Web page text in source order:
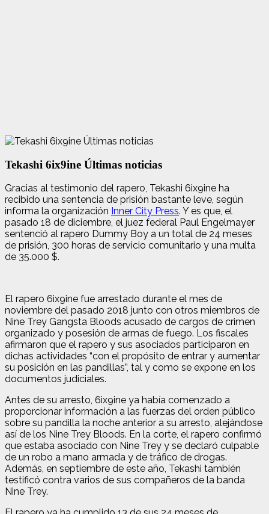
Tekashi 6ix9ine Últimas noticias
Gracias al testimonio del rapero, Tekashi 6ix9ine ha
recibido una sentencia de prisión bastante leve, según
informa la organización Inner City Press. Y es que, el
pasado 18 de diciembre, el juez federal Paul Engelmayer
sentenció al rapero Dummy Boy a un total de 24 meses
de prisión, 300 horas de servicio comunitario y una multa
de 35.000 $.
El rapero 6ix9ine fue arrestado durante el mes de
noviembre del pasado 2018 junto con otros miembros de
Nine Trey Gangsta Bloods acusado de cargos de crimen
organizado y posesión de armas de fuego. Los fiscales
afirmaron que el rapero y sus asociados participaron en
dichas actividades “con el propósito de entrar y aumentar
su posición en las pandillas”, tal y como se expone en los
documentos judiciales.
Antes de su arresto, 6ix9ine ya había comenzado a
proporcionar información a las fuerzas del orden público
sobre su pandilla la noche anterior a su arresto, alejándose
así de los Nine Trey Bloods. En la corte, el rapero confirmó
que estaba asociado con Nine Trey y se declaró culpable
de un robo a mano armada y de tráfico de drogas.
Además, en septiembre de este año, Tekashi también
testificó contra varios de sus compañeros de la banda
Nine Trey.